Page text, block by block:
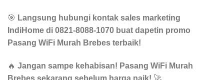
🎯 Langsung hubungi kontak sales marketing
IndiHome di 0821-8088-1070 buat dapetin promo
Pasang WiFi Murah Brebes terbaik!
🔥 Jangan sampe kehabisan! Pasang WiFi Murah
Brebes sekarang sebelum harga naik! 🚀